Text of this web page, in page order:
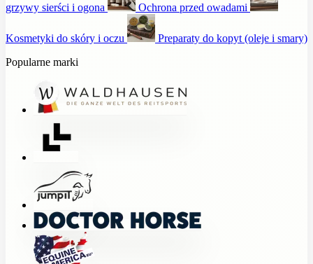
grzywy sierści i ogona Ochrona przed owadami
Kosmetyki do skóry i oczu
Preparaty do kopyt (oleje i smary)
Popularne marki